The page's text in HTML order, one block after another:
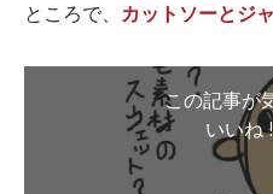
ところで、 カットソーとジ
この記事が
いいね